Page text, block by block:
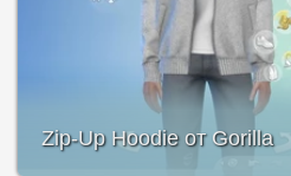
Zip-Up Hoodie от Gorilla